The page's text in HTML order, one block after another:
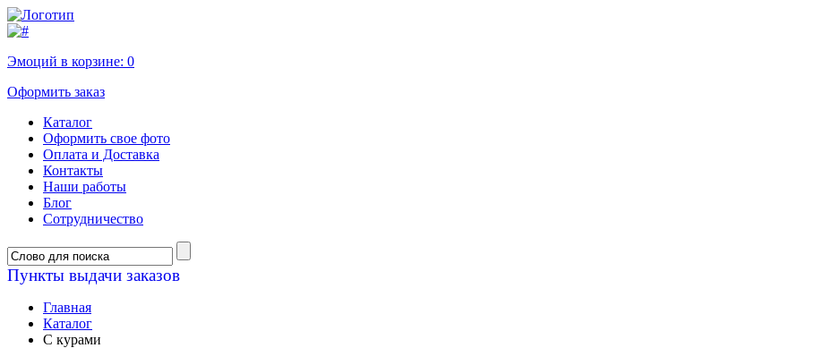
Эмоций в корзине: 0
Оформить заказ
Каталог
Оформить свое фото
Оплата и Доставка
Контакты
Наши работы
Блог
Сотрудничество
Пункты выдачи заказов
Главная
Каталог
C курами